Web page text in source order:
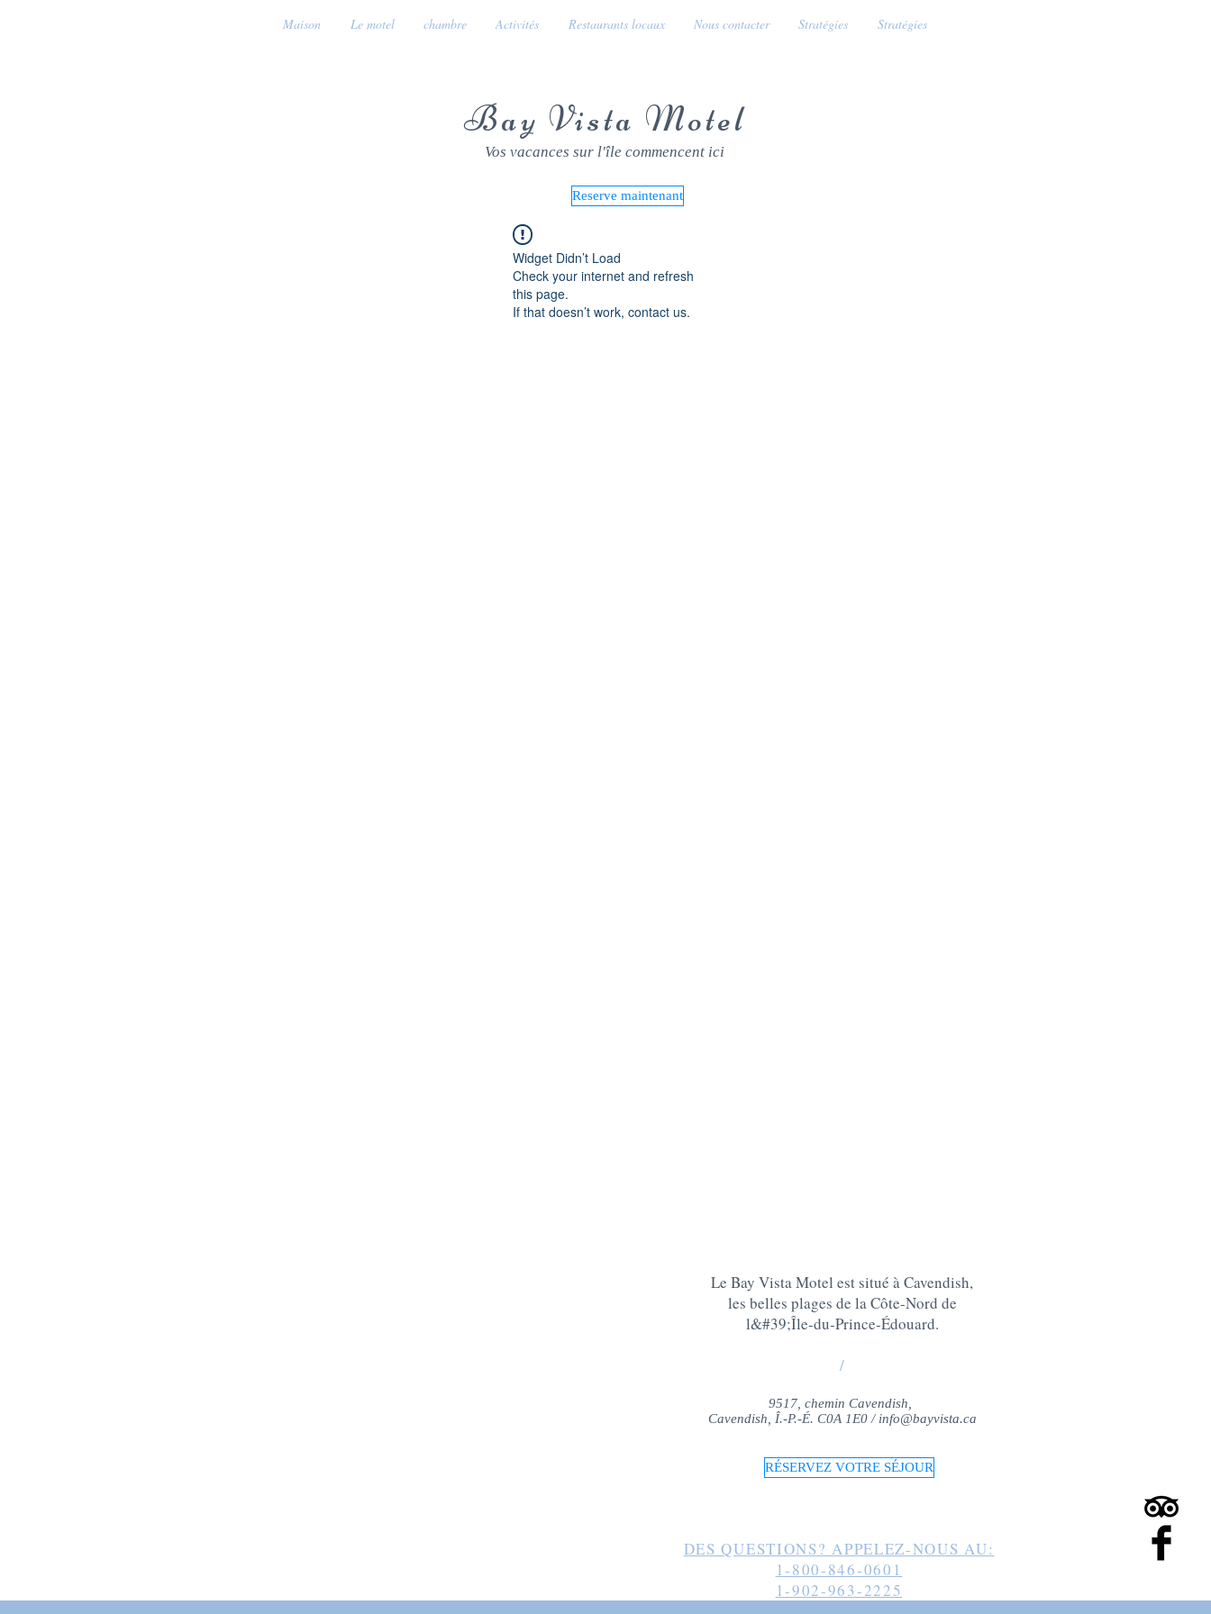
Maison Le motel chambre Activités Restaurants locaux Nous contacter Stratégies Stratégies
Bay Vista Motel
Vos vacances sur l'île commencent ici
Reserve maintenant
Widget Didn’t Load
Check your internet and refresh
this page.
If that doesn’t work, contact us.
Le Bay Vista Motel est situé à Cavendish,
les belles plages de la Côte-Nord de
l&#39;Île-du-Prince-Édouard.
/
9517, chemin Cavendish,
Cavendish, Î.-P.-É. C0A 1E0 / info@bayvista.ca
RÉSERVEZ VOTRE SÉJOUR
DES QUESTIONS? APPELEZ-NOUS AU:
1-800-846-0601
1-902-963-2225